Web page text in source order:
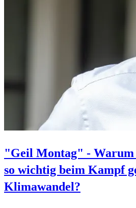
"Geil Montag" -
so wichtig beim Kampf
Klimawandel?